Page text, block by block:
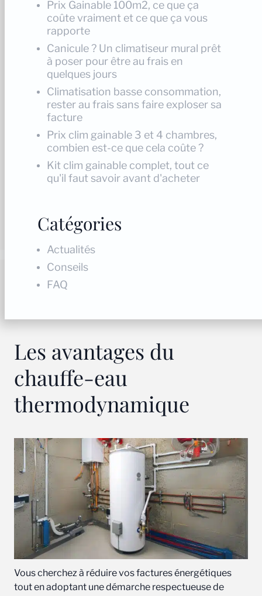
Les avantages du
chauffe-eau
thermodynamique
Vous cherchez à réduire vos factures énergétiques
tout en adoptant une démarche respectueuse de
Prix Gainable 100m2, ce que ça
coûte vraiment et ce que ça vous
rapporte
Canicule ? Un climatiseur mural prêt
à poser pour être au frais en
quelques jours
Climatisation basse consommation,
rester au frais sans faire exploser sa
facture
Prix clim gainable 3 et 4 chambres,
combien est-ce que cela coûte ?
Kit clim gainable complet, tout ce
qu'il faut savoir avant d'acheter
Catégories
Actualités
Conseils
FAQ